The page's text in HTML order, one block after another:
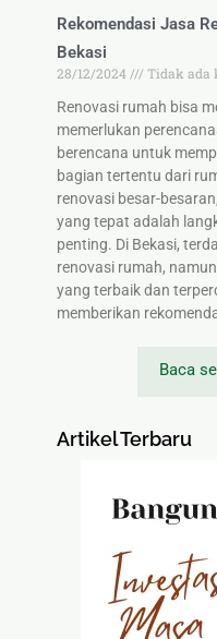
Rekomendasi Jasa
Bekasi
28/12/2024
Tidak ada
Renovasi rumah bisa
memerlukan
berencana untuk
bagian tertentu dari
renovasi besar-
yang tepat adalah
penting. Di Bekasi,
renovasi rumah,
yang terbaik dan
memberikan
Baca
Artikel Terbaru